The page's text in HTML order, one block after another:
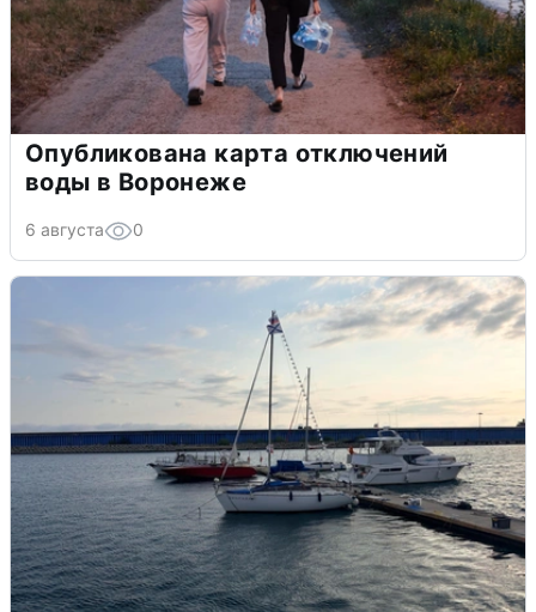
Опубликована карта отключений
воды в Воронеже
6 августа 0